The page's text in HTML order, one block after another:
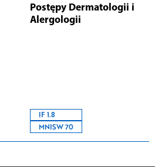
Postępy Dermatologii i
Alergologii
IF 1.8
MNISW 70